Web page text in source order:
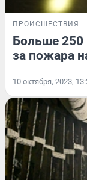
ПРОИСШЕСТВИЯ
Больше 250
за пожара
10 октября, 2023,